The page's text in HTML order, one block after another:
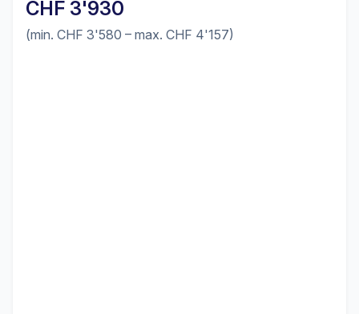
CHF 3'930
(min. CHF 3'580 – max. CHF 4'157)